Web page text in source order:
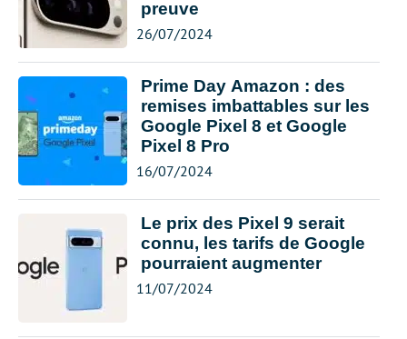
preuve
26/07/2024
Prime Day Amazon : des
remises imbattables sur les
Google Pixel 8 et Google
Pixel 8 Pro
16/07/2024
Le prix des Pixel 9 serait
connu, les tarifs de Google
pourraient augmenter
11/07/2024